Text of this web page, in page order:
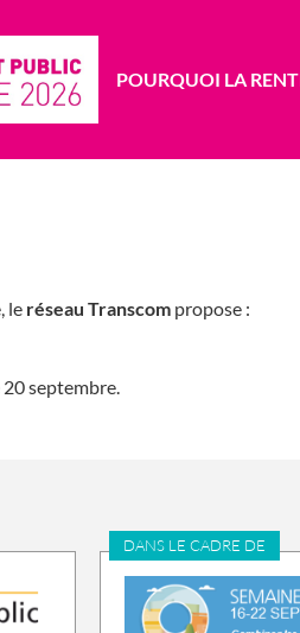
POURQUOI LA
le réseau Transcom propose :
septembre.
DANS LE CADRE DE